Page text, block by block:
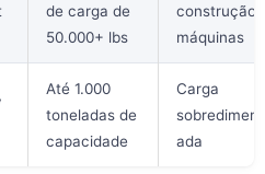
de carga de
50.000+ lbs
construção,
máquinas
Até 1.000
toneladas de
capacidade
Carga
ada